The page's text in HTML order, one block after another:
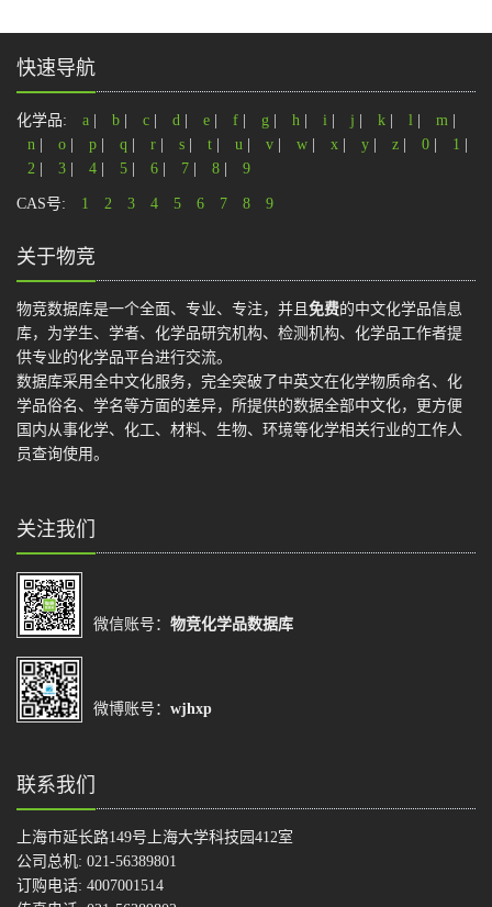
快速导航
化学品: a b c d e f g h i j k l m
n
o p q r s t u v w x y z 0 1
2
3 4 5 6 7 8 9
CAS号: 1 2 3 4 5 6 7 8 9
关于物竞
物竞数据库是一个全面、专业、专注，并且 免费的中文化学品信息
库，为学生、学者、化学品研究机构、检测机构、化学品工作者提
供专业的化学品平台进行交流。
数据库采用全中文化服务，完全突破了中英文在化学物质命名、化
学品俗名、学名等方面的差异，所提供的数据全部中文化，更方便
国内从事化学、化工、材料、生物、环境等化学相关行业的工作人
员查询使用。
关注我们
微信账号： 物竞化学品数据库
微博账号： wjhxp
联系我们
上海市延长路149号上海大学科技园412室
公司总机: 021-56389801
订购电话: 4007001514